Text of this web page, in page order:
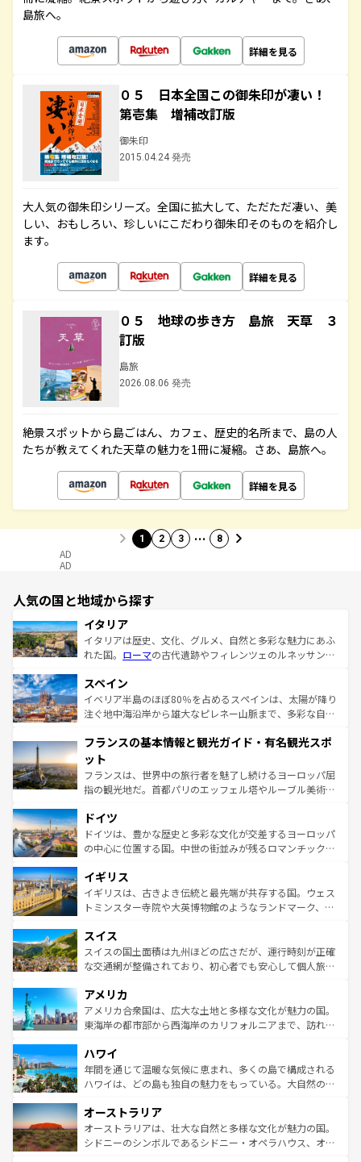
島旅へ。
詳細を見る
０５ 日本全国この御朱印が凄い！
第壱集 増補改訂版
御朱印
2015.04.24 発売
大人気の御朱印シリーズ。全国に拡大して、ただただ凄い、美
しい、おもしろい、珍しいにこだわり御朱印そのものを紹介し
ます。
詳細を見る
０５ 地球の歩き方 島旅 天草 ３
訂版
島旅
2026.08.06 発売
絶景スポットから島ごはん、カフェ、歴史的名所まで、島の人
たちが教えてくれた天草の魅力を1冊に凝縮。さあ、島旅へ。
詳細を見る
1 2 3 … 8
AD
AD
人気の国と地域から探す
イタリア
イタリアは歴史、文化、グルメ、自然と多彩な魅力にあふ
れた国。 ローマの古代遺跡やフィレンツェのルネッサンス
ろん、トスカーナの美しい田園風景やアマルフィ海岸の絶
景など、自然景観も見逃せない。観光の合間には、本場の
ピザやパスタなど、絶品のイタリア料理を堪能することも
ませてくれるイタリアで、忘れられない旅をしてみよう！
なお、新着のイタリア情報は
しい。
スペイン
イベリア半島のほぼ80％を占めるスペインは、太陽が降り
注ぐ地中海沿岸から雄大なピレネー山脈まで、多彩な自然
文化が根付くこの国では、情熱的なフラメンコ、熱気あふ
れる闘牛、そして美味しいタパスが生活の一部となってい
る。首都マドリードの洗練された雰囲気や、バルセロナの
アートに溢れた街角から、地方では古代ローマ遺跡や中世
せる。地方によって風土や気候が異なるスペインはその個
性で訪れる人を魅了する。 なお、新着のスペイン情報は コ
ンテンツ一覧を参照してほしい。
フランスの基本情報と観光ガイド・有名観光スポ
ット
フランスは、世界中の旅行者を魅了し続けるヨーロッパ屈
指の観光地だ。首都パリのエッフェル塔やルーブル美術館
で、幅広い魅力が詰まっている。華麗な宮殿、歴史的な大
聖堂、美しいビーチ、そして豊かな自然が、訪れる者を心
から魅了する。また、フランスは美食の国としても知ら
いる。シャンパンの発祥地であるランス、プロヴァンスの
香り高いラベンダー畑など、多彩な楽しみ方が可能だ。さ
らに、パリ以外の地域にも魅力が溢れており、どの街角に
れる地方に足を運ぶとそれぞれで全く異なる文化を体験で
きるだろう。 なお、新着のフランス情報はコンテンツ一覧
を参照してほしい。
ドイツ
ドイツは、豊かな歴史と多彩な文化が交差するヨーロッパ
の中心に位置する国。中世の街並みが残るロマンチック街
顔を持つこの国は、どこを歩いても飽きることがない。ベ
ルリンの文化的活気、バイエルン州のアルプスの絶景、そ
してライン川沿いのワイン畑といった風景は必見。ビール
は、お酒好きな人にはぜひ体験してほしい。 なお、新着の
ドイツ情報はコンテンツ一覧を参照してほしい。
イギリス
イギリスは、古きよき伝統と最先端が共存する国。ウェス
トミンスター寺院や大英博物館のようなランドマーク、歴
リアごとに異なる魅力がある。また、優雅なアフタヌーン
ティー、ビール好きにはたまらない英国パブ、サッカー観
戦など、本場だからこそできる体験も豊富。イギリスを旅
ンツ一覧を参照してほしい。
スイス
スイスの国土面積は九州ほどの広さだが、運行時刻が正確
な交通網が整備されており、初心者でも安心して個人旅行
の建物がそのまま残る町や、スイスならではのユニークな
博物館もあり、アルプス観光だけでなく町歩きも満喫する
ことができる。国民の所得が高いため物価も高いが、旅行
ば市内交通費無料で観光を楽しむこともできる。 なお、新
着のスイス情報はコンテンツ一覧 を参照してほしい。
アメリカ
アメリカ合衆国は、広大な土地と多様な文化が魅力の国。
東海岸の都市部から西海岸のカリフォルニアまで、訪れる
のような巨大都市は、観光、ショッピング、エンターテイ
ンメントが詰まった刺激的なスポットだ。一方、アメリカ
西部には大自然が広がり、グランドキャニオンやイエロー
部のニューオーリンズでは、音楽と美食が融合した独特の
文化が魅力。旅行者はアメリカの各地域で異なる魅力を楽
しみながら、その多様性と豊かな歴史を感じることができ
ハワイ
年間を通じて温暖な気候に恵まれ、多くの島で構成される
ハワイは、どの島も独自の魅力をもっている。大自然の神
ワイ島は見逃せない。また、定番の観光地といえばオアフ
島だが、静かな自然を求めるならマウイ島やカウアイ島が
おすすめ。エメラルドグリーンに輝く海をはじめ、豊かな
オーストラリア
オーストラリアは、壮大な自然と多様な文化が魅力の国。
シドニーのシンボルであるシドニー・オペラハウス、オー